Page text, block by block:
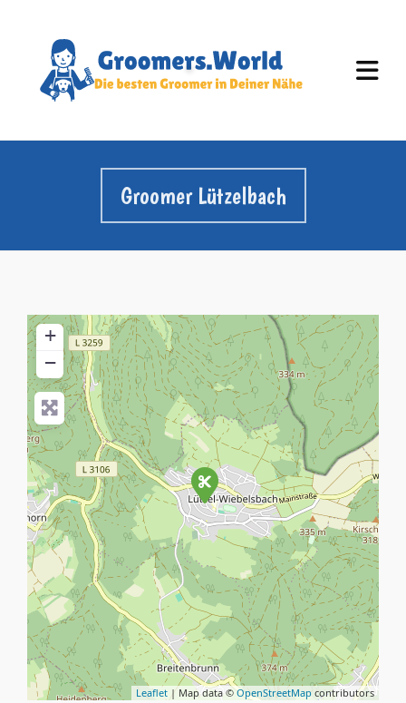
Groomer Lützelbach
+
−
Leaflet | Map data © OpenStreetMap contributors